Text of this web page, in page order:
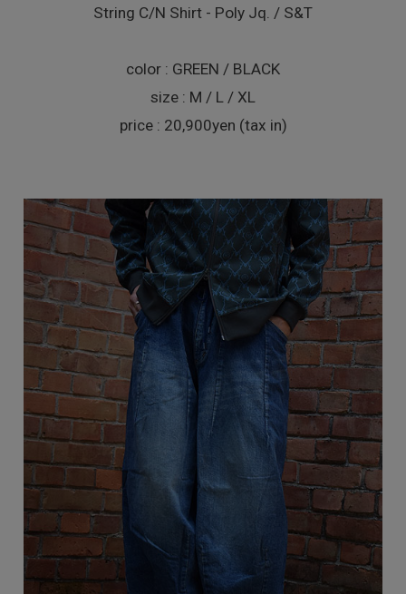
String C/N Shirt - Poly Jq. / S&T
color : GREEN / BLACK
size : M / L / XL
price : 20,900yen (tax in)